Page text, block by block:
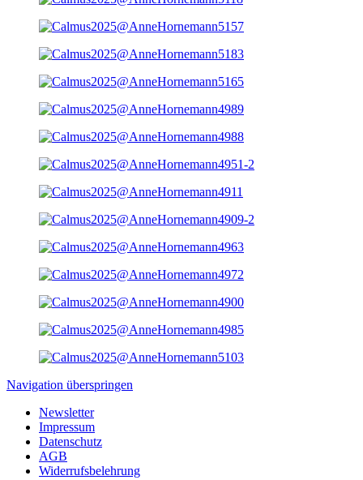
Navigation überspringen
Newsletter
Impressum
Datenschutz
AGB
Widerrufsbelehrung